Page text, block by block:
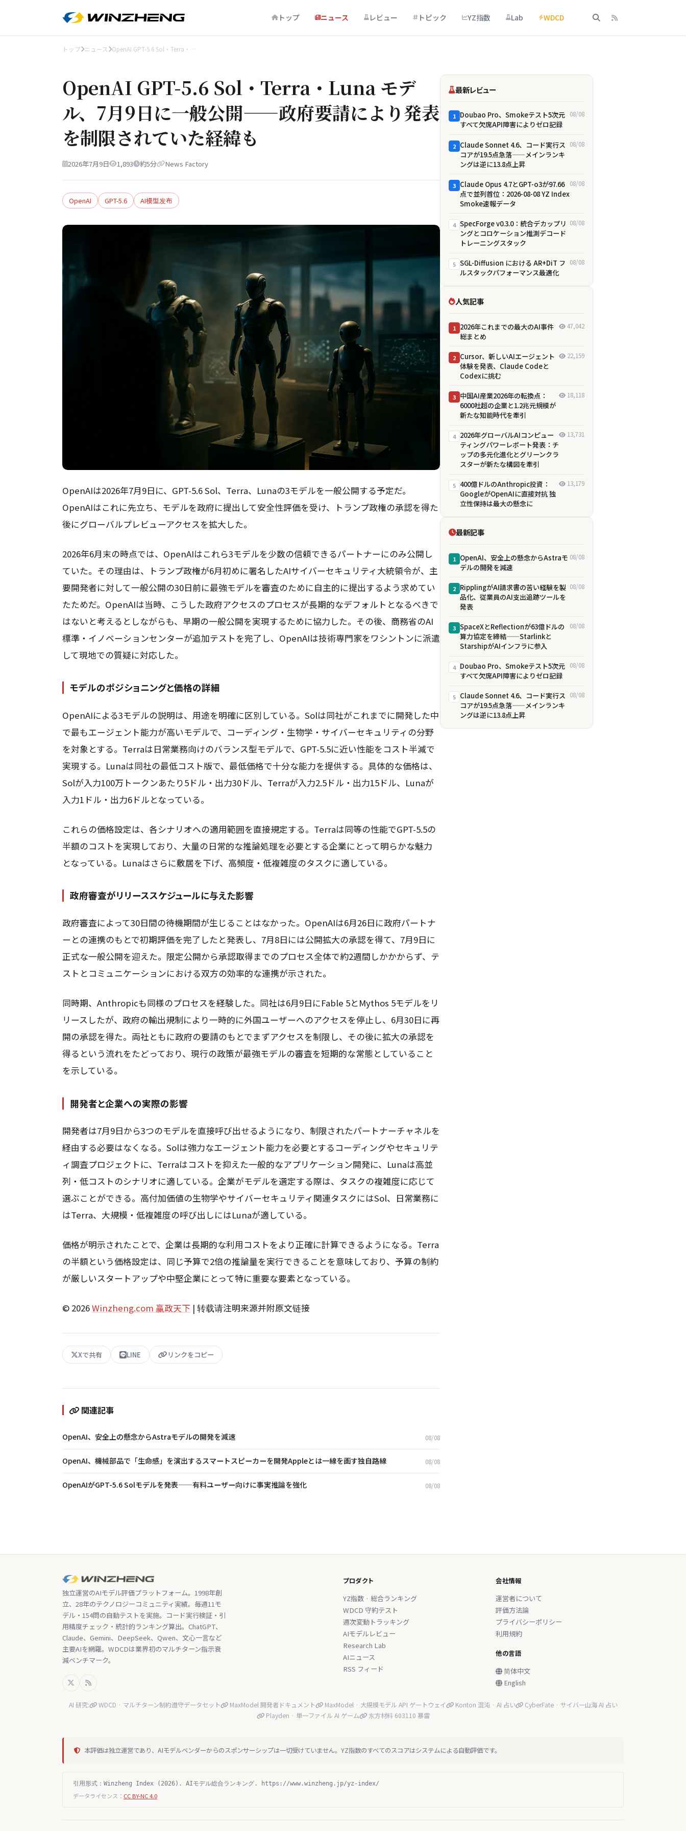
トップ ニュース レビュー トピック YZ指数 Lab WDCD
トップ ニュース OpenAI GPT-5.6 Sol・Terra・…
OpenAI GPT-5.6 Sol・Terra・Luna モデ
ル、7月9日に一般公開——政府要請により発表
を制限されていた経緯も
2026年7月9日 1,893 約5分 News Factory
OpenAI GPT-5.6 AI模型发布
OpenAIは2026年7月9日に、GPT-5.6 Sol、Terra、Lunaの3モデルを一般公開する予定だ。
OpenAIはこれに先立ち、モデルを政府に提出して安全性評価を受け、トランプ政権の承認を得た
後にグローバルプレビューアクセスを拡大した。
2026年6月末の時点では、OpenAIはこれら3モデルを少数の信頼できるパートナーにのみ公開し
ていた。その理由は、トランプ政権が6月初めに署名したAIサイバーセキュリティ大統領令が、主
要開発者に対して一般公開の30日前に最強モデルを審査のために自主的に提出するよう求めてい
たためだ。OpenAIは当時、こうした政府アクセスのプロセスが長期的なデフォルトとなるべきで
はないと考えるとしながらも、早期の一般公開を実現するために協力した。その後、商務省のAI
標準・イノベーションセンターが追加テストを完了し、OpenAIは技術専門家をワシントンに派遣
して現地での質疑に対応した。
モデルのポジショニングと価格の詳細
OpenAIによる3モデルの説明は、用途を明確に区別している。Solは同社がこれまでに開発した中
で最もエージェント能力が高いモデルで、コーディング・生物学・サイバーセキュリティの分野
を対象とする。Terraは日常業務向けのバランス型モデルで、GPT-5.5に近い性能をコスト半減で
実現する。Lunaは同社の最低コスト版で、最低価格で十分な能力を提供する。具体的な価格は、
Solが入力100万トークンあたり5ドル・出力30ドル、Terraが入力2.5ドル・出力15ドル、Lunaが
入力1ドル・出力6ドルとなっている。
これらの価格設定は、各シナリオへの適用範囲を直接規定する。Terraは同等の性能でGPT-5.5の
半額のコストを実現しており、大量の日常的な推論処理を必要とする企業にとって明らかな魅力
となっている。Lunaはさらに敷居を下げ、高頻度・低複雑度のタスクに適している。
政府審査がリリーススケジュールに与えた影響
政府審査によって30日間の待機期間が生じることはなかった。OpenAIは6月26日に政府パートナ
ーとの連携のもとで初期評価を完了したと発表し、7月8日には公開拡大の承認を得て、7月9日に
正式な一般公開を迎えた。限定公開から承認取得までのプロセス全体で約2週間しかかからず、テ
ストとコミュニケーションにおける双方の効率的な連携が示された。
同時期、Anthropicも同様のプロセスを経験した。同社は6月9日にFable 5とMythos 5モデルをリ
リースしたが、政府の輸出規制により一時的に外国ユーザーへのアクセスを停止し、6月30日に再
開の承認を得た。両社ともに政府の要請のもとでまずアクセスを制限し、その後に拡大の承認を
得るという流れをたどっており、現行の政策が最強モデルの審査を短期的な常態としていること
を示している。
開発者と企業への実際の影響
開発者は7月9日から3つのモデルを直接呼び出せるようになり、制限されたパートナーチャネルを
経由する必要はなくなる。Solは強力なエージェント能力を必要とするコーディングやセキュリテ
ィ調査プロジェクトに、Terraはコストを抑えた一般的なアプリケーション開発に、Lunaは高並
列・低コストのシナリオに適している。企業がモデルを選定する際は、タスクの複雑度に応じて
選ぶことができる。高付加価値の生物学やサイバーセキュリティ関連タスクにはSol、日常業務に
はTerra、大規模・低複雑度の呼び出しにはLunaが適している。
価格が明示されたことで、企業は長期的な利用コストをより正確に計算できるようになる。Terra
の半額という価格設定は、同じ予算で2倍の推論量を実行できることを意味しており、予算の制約
が厳しいスタートアップや中堅企業にとって特に重要な要素となっている。
© 2026Winzheng.com 赢政天下 | 转载请注明来源并附原文链接
Xで共有 LINE リンクをコピー
関連記事
OpenAI、安全上の懸念からAstraモデルの開発を減速 08/08
OpenAI、機械部品で「生命感」を演出するスマートスピーカーを開発――Appleとは一線を画す独自路線 08/08
OpenAIがGPT-5.6 Solモデルを発表——有料ユーザー向けに事実推論を強化 08/08
最新レビュー
1 Doubao Pro、Smokeテスト5次元
すべて欠席――API障害によりゼロ記録
08/08
2 Claude Sonnet 4.6、コード実行ス
コアが19.5点急落——メインランキ
ングは逆に13.8点上昇
08/08
3 Claude Opus 4.7とGPT-o3が97.66
点で並列首位：2026-08-08 YZ Index
Smoke速報データ
08/08
4 SpecForge v0.3.0：統合デカップリ
ングとコロケーション推測デコード
トレーニングスタック
08/08
5 SGL-Diffusion における AR+DiT フ
ルスタックパフォーマンス最適化
08/08
人気記事
1 2026年これまでの最大のAI事件
総まとめ
47,042
2 Cursor、新しいAIエージェント
体験を発表、Claude Codeと
Codexに挑む
22,159
3 中国AI産業2026年の転換点：
6000社超の企業と1.2兆元規模が
新たな知能時代を牽引
18,118
4 2026年グローバルAIコンピュー
ティングパワーレポート発表：チ
ップの多元化進化とグリーンクラ
スターが新たな構図を牽引
13,731
5 400億ドルのAnthropic投資：
GoogleがOpenAIに直接対抗 独
立性保持は最大の懸念に
13,179
最新記事
1 OpenAI、安全上の懸念からAstraモ
デルの開発を減速
08/08
2 RipplingがAI請求書の苦い経験を製
品化、従業員のAI支出追跡ツールを
発表
08/08
3 SpaceXとReflectionが63億ドルの
算力協定を締結——Starlinkと
StarshipがAIインフラに参入
08/08
4 Doubao Pro、Smokeテスト5次元
すべて欠席――API障害によりゼロ記録
08/08
5 Claude Sonnet 4.6、コード実行ス
コアが19.5点急落——メインランキ
ングは逆に13.8点上昇
08/08
独立運営のAIモデル評価プラットフォーム。1998年創
立、28年のテクノロジーコミュニティ実績。毎週11モ
デル・154問の自動テストを実施。コード実行検証・引
用精度チェック・統計的ランキング算出。ChatGPT、
Claude、Gemini、DeepSeek、Qwen、文心一言など
主要AIを網羅。WDCDは業界初のマルチターン指示衰
減ベンチマーク。
プロダクト
YZ指数 · 総合ランキング
WDCD 守約テスト
週次変動トラッキング
AIモデルレビュー
Research Lab
AIニュース
RSS フィード
会社情報
運営者について
評価方法論
プライバシーポリシー
利用規約
他の言語
简体中文
English
AI 研究: WDCD · マルチターン制約遵守データセット MaxModel 開発者ドキュメント MaxModel · 大規模モデル API ゲートウェイ Konton 混沌 · AI 占い
CyberFate · サイバー山海 AI 占い
Playden · 単一ファイル AI ゲーム
东方材料 603110 暴雷
本評価は独立運営であり、AIモデルベンダーからのスポンサーシップは一切受けていません。YZ指数のすべてのスコアはシステムによる自動評価です。
引用形式：Winzheng Index (2026). AIモデル総合ランキング. https://www.winzheng.jp/yz-index/
データライセンス： CC BY-NC 4.0